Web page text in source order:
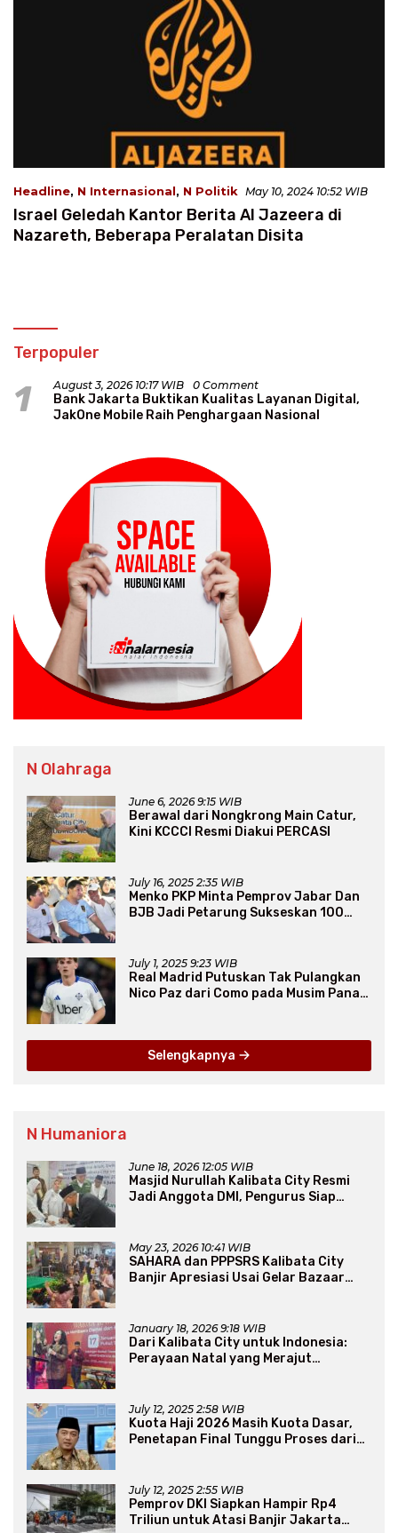
Headline, N Internasional, N Politik May 10, 2024 10:52 WIB
Israel Geledah Kantor Berita Al Jazeera di
Nazareth, Beberapa Peralatan Disita
Terpopuler
1 August 3, 2026 10:17 WIB 0 Comment
Bank Jakarta Buktikan Kualitas Layanan Digital,
JakOne Mobile Raih Penghargaan Nasional
N Olahraga
June 6, 2026 9:15 WIB
Berawal dari Nongkrong Main Catur,
Kini KCCCI Resmi Diakui PERCASI
July 16, 2025 2:35 WIB
Menko PKP Minta Pemprov Jabar Dan
BJB Jadi Petarung Sukseskan 100
July 1, 2025 9:23 WIB
Real Madrid Putuskan Tak Pulangkan
Nico Paz dari Como pada Musim Panas
Selengkapnya
N Humaniora
June 18, 2026 12:05 WIB
Masjid Nurullah Kalibata City Resmi
Jadi Anggota DMI, Pengurus Siap
May 23, 2026 10:41 WIB
SAHARA dan PPPSRS Kalibata City
Banjir Apresiasi Usai Gelar Bazaar
January 18, 2026 9:18 WIB
Dari Kalibata City untuk Indonesia:
Perayaan Natal yang Merajut
July 12, 2025 2:58 WIB
Kuota Haji 2026 Masih Kuota Dasar,
Penetapan Final Tunggu Proses dari
July 12, 2025 2:55 WIB
Pemprov DKI Siapkan Hampir Rp4
Triliun untuk Atasi Banjir Jakarta